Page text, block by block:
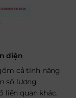
diện
cả tính năng
số lượng
liên quan khác.